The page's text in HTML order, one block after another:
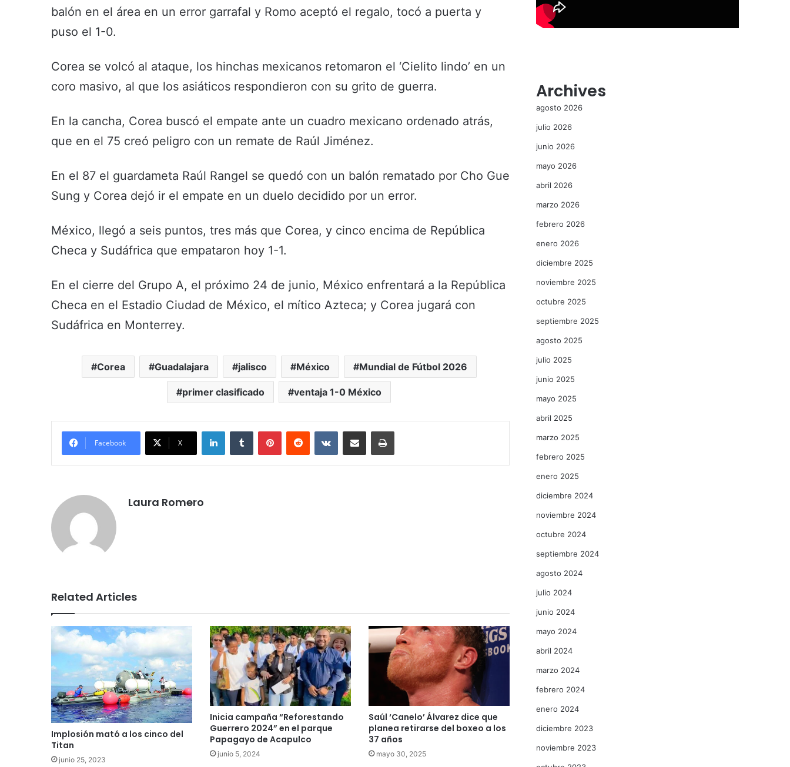
balón en el área en un error garrafal y Romo aceptó el regalo, tocó a puerta y
puso el 1-0.
Corea se volcó al ataque, los hinchas mexicanos retomaron el ‘Cielito lindo’ en un
coro masivo, al que los asiáticos respondieron con su grito de guerra.
En la cancha, Corea buscó el empate ante un cuadro mexicano ordenado atrás,
que en el 75 creó peligro con un remate de Raúl Jiménez.
En el 87 el guardameta Raúl Rangel se quedó con un balón rematado por Cho Gue
Sung y Corea dejó ir el empate en un duelo decidido por un error.
México, llegó a seis puntos, tres más que Corea, y cinco encima de República
Checa y Sudáfrica que empataron hoy 1-1.
En el cierre del Grupo A, el próximo 24 de junio, México enfrentará a la República
Checa en el Estadio Ciudad de México, el mítico Azteca; y Corea jugará con
Sudáfrica en Monterrey.
Corea Guadalajara jalisco México Mundial de Fútbol 2026
primer clasificado ventaja 1-0 México
Facebook X
LinkedInTumblr PinterestReddit VKontakteShare via Email Print
Laura Romero
Related Articles
Implosión mató a los cinco del
Titan
junio 25, 2023
Inicia campaña “Reforestando
Guerrero 2024” en el parque
Papagayo de Acapulco
junio 5, 2024
Saúl ‘Canelo’ Álvarez dice que
planea retirarse del boxeo a los
37 años
mayo 30, 2025
Archives
agosto 2026
julio 2026
junio 2026
mayo 2026
abril 2026
marzo 2026
febrero 2026
enero 2026
diciembre 2025
noviembre 2025
octubre 2025
septiembre 2025
agosto 2025
julio 2025
junio 2025
mayo 2025
abril 2025
marzo 2025
febrero 2025
enero 2025
diciembre 2024
noviembre 2024
octubre 2024
septiembre 2024
agosto 2024
julio 2024
junio 2024
mayo 2024
abril 2024
marzo 2024
febrero 2024
enero 2024
diciembre 2023
noviembre 2023